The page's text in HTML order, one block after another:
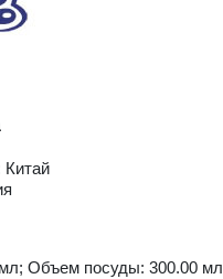
Китай
Объем посуды: 300.00 мл